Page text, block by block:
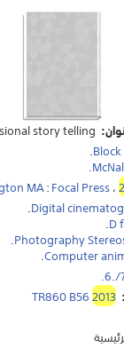
story telling.
.
.
MA:Focal Press،
Digital
.
.
Photography
.
Computer
.
TR860 B562013